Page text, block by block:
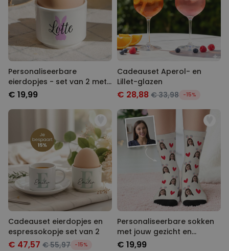
Personaliseerbare
eierdopjes - set van 2 met
naam en symbool
€ 19,99
Cadeauset Aperol- en
Lillet-glazen
€ 28,88 € 33,98 -15%
Cadeauset eierdopjes en
espressokopje set van 2
€ 47,57 € 55,97 -15%
Personaliseerbare sokken
met jouw gezicht en
konijnenoren
€ 19,99